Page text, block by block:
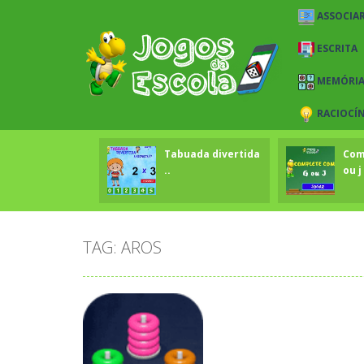
ESCRITA
MEMÓRIA
Tabuada divertida
..
ou j
TAG: AROS